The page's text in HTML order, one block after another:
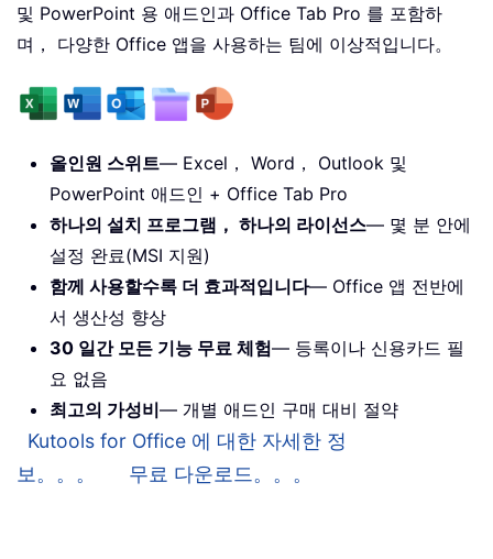
및 PowerPoint 용 애드인과 Office Tab Pro 를 포함하
며， 다양한 Office 앱을 사용하는 팀에 이상적입니다。
올인원 스위트— Excel， Word， Outlook 및
PowerPoint 애드인 + Office Tab Pro
하나의 설치 프로그램， 하나의 라이선스— 몇 분 안에
설정 완료(MSI 지원)
함께 사용할수록 더 효과적입니다— Office 앱 전반에
서 생산성 향상
30 일간 모든 기능 무료 체험— 등록이나 신용카드 필
요 없음
최고의 가성비— 개별 애드인 구매 대비 절약
Kutools for Office 에 대한 자세한 정
보。。。
무료 다운로드。。。